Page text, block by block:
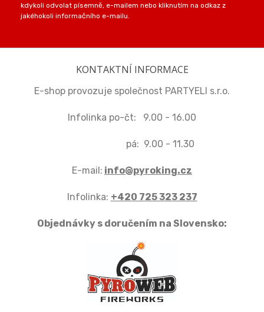
kdykoli odvolat písemně, e-mailem nebo kliknutím na odkaz z
jakéhokoli informačního e-mailu.
KONTAKTNÍ INFORMACE
E-shop provozuje společnost PARTYELI s.r.o.
Infolinka po-čt: 9.00 - 16.00
pá: 9.00 - 11.30
E-mail: info@pyroking.cz
Infolinka: +420 725 323 237
Objednávky s doručením na Slovensko: